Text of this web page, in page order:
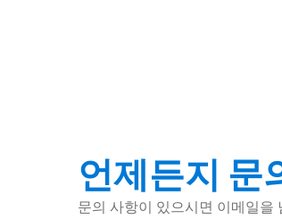
언제든지 문
문의 사항이 있으시면 이메일